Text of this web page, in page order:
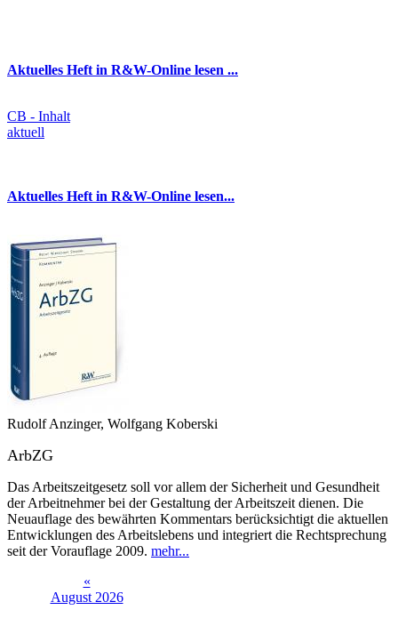
Aktuelles Heft in R&W-Online lesen ...
CB - Inhalt
aktuell
Aktuelles Heft in R&W-Online lesen...
Rudolf Anzinger, Wolfgang Koberski
ArbZG
Das Arbeitszeitgesetz soll vor allem der Sicherheit und Gesundheit
der Arbeitnehmer bei der Gestaltung der Arbeitszeit dienen. Die
Neuauflage des bewährten Kommentars berücksichtigt die aktuellen
Entwicklungen des Arbeitslebens und inte­griert die Rechtsprechung
seit der Vorauflage 2009. mehr...
«
August 2026